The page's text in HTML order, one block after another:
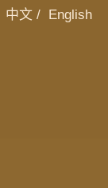
中文 / English